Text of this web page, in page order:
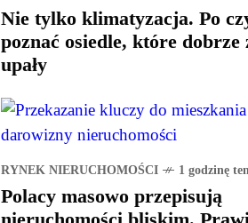
Nie tylko klimatyzacja. Po
poznać osiedle, które dobrze
upały
RYNEK NIERUCHOMOŚCI 1 godzinę
Polacy masowo przepisują